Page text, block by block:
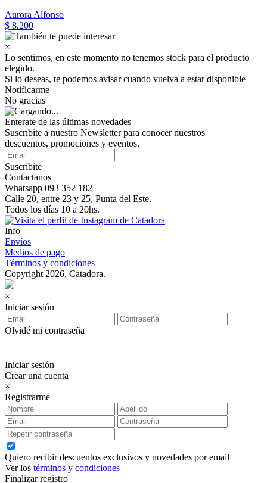
Aurora Alfonso
$ 8.200
×
Lo sentimos, en este momento no tenemos stock para el producto
elegido.
Si lo deseas, te podemos avisar cuando vuelva a estar disponible
Notificarme
No gracias
Enterate de las últimas novedades
Suscribite a nuestro Newsletter para conocer nuestros
descuentos, promociones y eventos.
Suscribite
Contactanos
Whatsapp 093 352 182
Calle 20, entre 23 y 25, Punta del Este.
Todos los días 10 a 20hs.
Info
Envíos
Medios de pago
Términos y condiciones
Copyright 2026, Catadora.
×
Iniciar sesión
Olvidé mi contraseña
Iniciar sesión
Crear una cuenta
×
Registrarme
Quiero recibir descuentos exclusivos y novedades por email
Ver los términos y condiciones
Finalizar registro